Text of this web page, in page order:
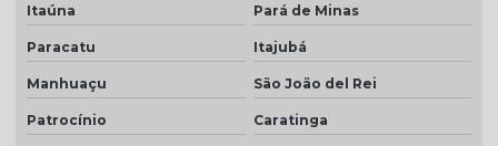
Telha romana preço m2
Telha romana resinada
Telha selote
Telha transparente americana
Itaúna Pará de Minas
Paracatu Itajubá
Manhuaçu São João del Rei
Patrocínio Caratinga